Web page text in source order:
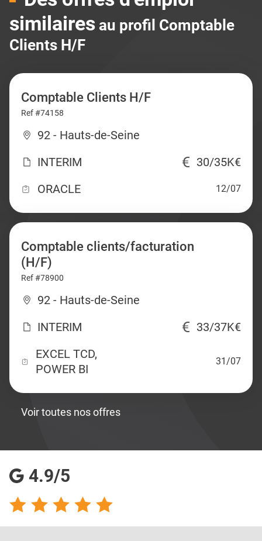
similaires au profil Comptable
Clients H/F
Comptable Clients H/F
Ref #74158
92 - Hauts-de-Seine
INTERIM
30/35K€
ORACLE
12/07
Comptable clients/facturation
(H/F)
Ref #78900
92 - Hauts-de-Seine
INTERIM
33/37K€
EXCEL TCD,
POWER BI
31/07
Voir toutes nos offres
4.9/5